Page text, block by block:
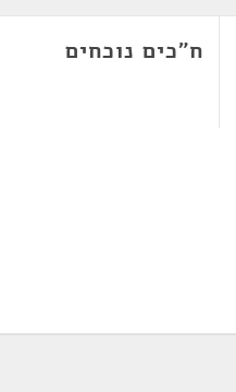
ח"כים נוכחים